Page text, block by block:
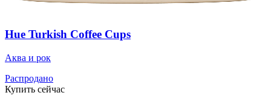
Hue Turkish Coffee Cups
Аква и рок
Распродано
Купить сейчас